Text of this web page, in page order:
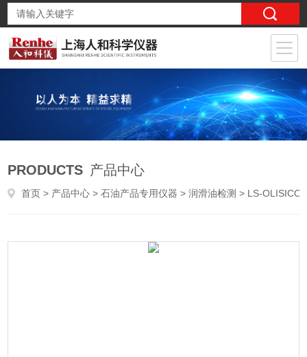
PRODUCTS 产品中心
首页 > 产品中心 >石油产品专用仪器 >润滑油检测 > LS-OLISICO 乐思科 自动润滑油氧化安定性试验器